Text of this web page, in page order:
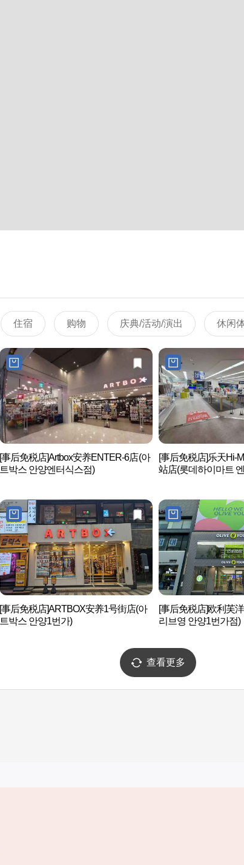
住宿 购物 庆典/活动/演出 休闲
[事后免税店]Artbox安养ENTER-6店(아
트박스 안양엔터식스점)
[事后免税店]乐天Hi-
站店(롯데하이마트
[事后免税店]ARTBOX安养1号街店(아
트박스 안양1번가)
[事后免税店]欧利芙
리브영 안양1번가점)
查看更多